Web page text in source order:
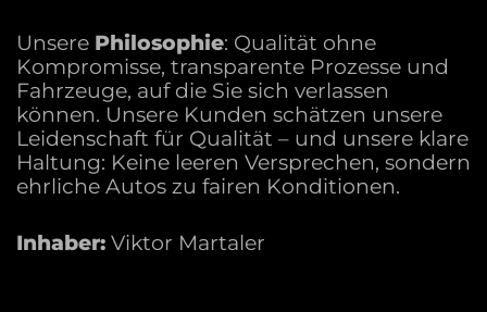
Warum ein gebrauchter
Cupra?
Ein gebrauchter Cupra bei Automobile Trier
verbindet sportliche Leistung mit hoher
Wertbeständigkeit. Typische Ausstattungen
beinhalten moderne Assistenzsysteme, starke
Elektro- oder Hybridmodelle beachten Sie
Unsere Philosophie: Qualität ohne
Kompromisse, transparente Prozesse und
Fahrzeuge, auf die Sie sich verlassen
können. Unsere Kunden schätzen unsere
Leidenschaft für Qualität – und unsere klare
Haltung: Keine leeren Versprechen, sondern
ehrliche Autos zu fairen Konditionen.
Inhaber: Viktor Martaler